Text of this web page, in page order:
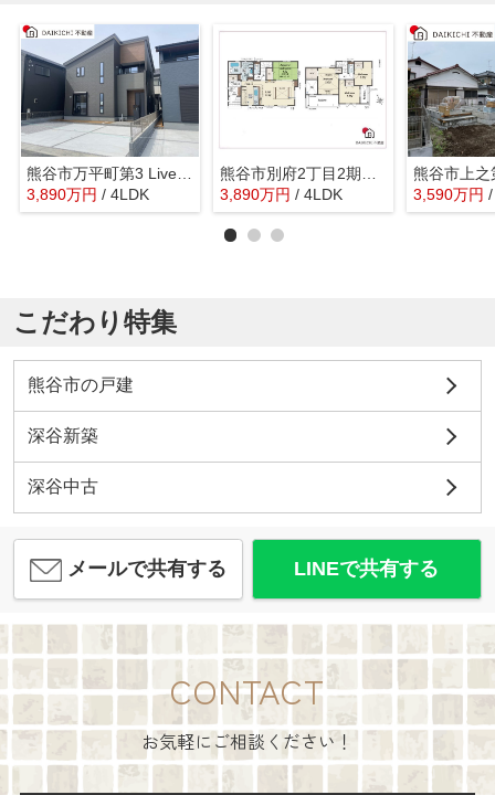
熊谷市万平町第3 LiveleGarden.s 新築戸建 全4棟 2号棟
3,890万円 / 4LDK
熊谷市別府2丁目2期 ブルーミングガーデン 新築戸建 全1棟 1号棟
3,890万円 / 4LDK 3,590万円
こだわり特集
熊谷市の戸建
深谷新築
深谷中古
メールで共有する LINEで共有する
CONTACT
お気軽にご相談ください！